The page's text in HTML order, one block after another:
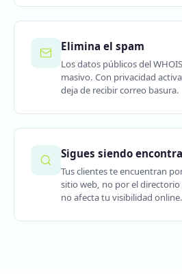
Elimina el spam
Los datos públicos del
masivo. Con privacidad
deja de recibir correo basura.
Sigues siendo
Tus clientes te encuentran
sitio web, no por el directorio
no afecta tu visibilidad online.